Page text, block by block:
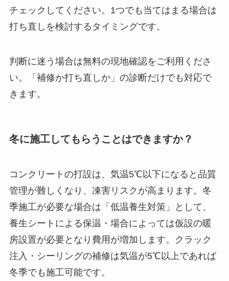
チェックしてください。1つでも当てはまる場合は
打ち直しを検討するタイミングです。
判断に迷う場合は無料の現地確認をご利用くださ
い。「補修か打ち直しか」の診断だけでも対応で
きます。
冬に施工してもらうことはできますか？
コンクリートの打設は、気温5℃以下になると品質
管理が難しくなり、凍害リスクが高まります。冬
季施工が必要な場合は「低温養生対策」として、
養生シートによる保温・場合によっては仮設の暖
房設置が必要となり費用が増加します。クラック
注入・シーリングの補修は気温が5℃以上であれば
冬季でも施工可能です。